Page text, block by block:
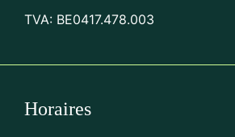
TVA: BE0417.478.003
Horaires